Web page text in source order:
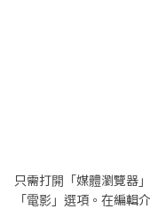
只需打開「媒體瀏覽器
「電影」選項。在編輯